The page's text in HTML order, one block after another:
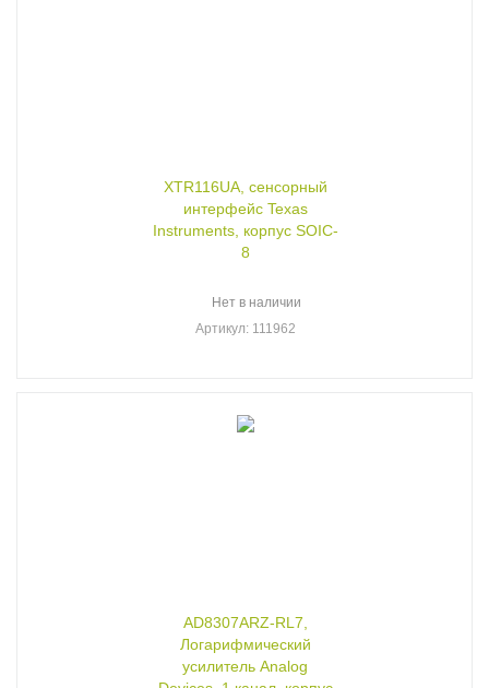
XTR116UA, сенсорный
интерфейс Texas
Instruments, корпус SOIC-
8
Нет в наличии
Артикул: 111962
AD8307ARZ-RL7,
Логарифмический
усилитель Analog